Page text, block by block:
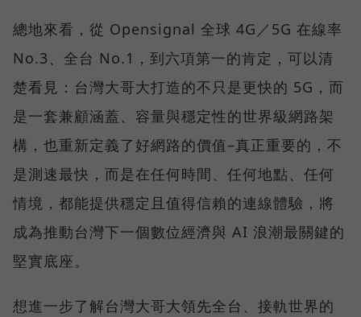
總地來看，從 Opensignal 全球 4G／5G 在線率
No.3、全台 No.1，到六項第一的肯定，可以清
楚看見：台灣大哥大打造的不只是更快的 5G，而
是一套兼顧涵蓋、容量與穩定性的世界級網路架
構，也重新定義了好網路的價值–真正重要的，不
是測速最快，而是在任何時間、任何地點、任何
情境，都能提供穩定且值得信賴的連線體驗，將
成為推動台灣下一個數位經濟與 AI 浪潮最關鍵的
堅實底座。
想進一步了解台灣大哥大領先全台、接軌世界的